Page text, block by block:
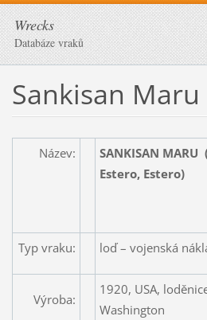
Wrecks
Databáze vraků
Sankisan Maru
Název:
SANKISAN
Estero, Estero)
(Sankizan,
Typ vraku: loď – vojenská
Výroba:
1920, USA,
Washington